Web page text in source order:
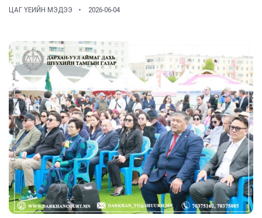
ЦАГ ҮЕИЙН МЭДЭЭ 2026-06-04